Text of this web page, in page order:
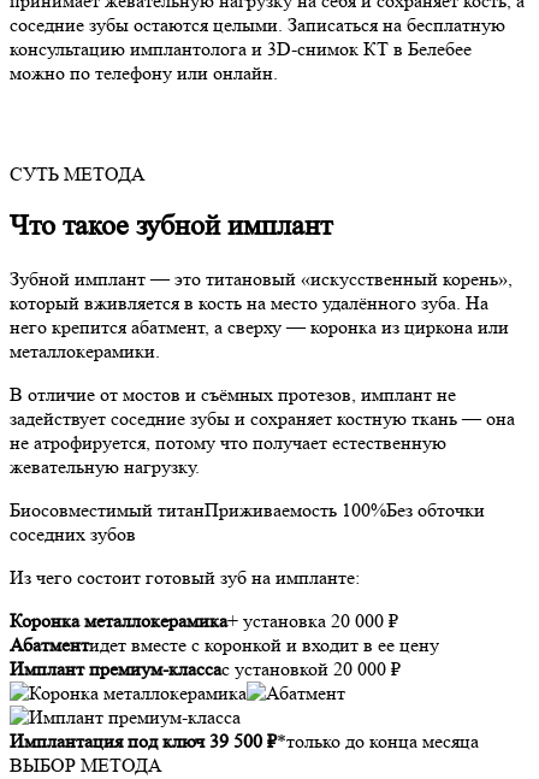
соседние зубы остаются целыми. Записаться на бесплатную
консультацию имплантолога и 3D-снимок КТ в Белебее
можно по телефону или онлайн.
СУТЬ МЕТОДА
Что такое зубной имплант
Зубной имплант — это титановый «искусственный корень»,
который вживляется в кость на место удалённого зуба. На
него крепится абатмент, а сверху — коронка из циркона или
металлокерамики.
В отличие от мостов и съёмных протезов, имплант не
задействует соседние зубы и сохраняет костную ткань — она
не атрофируется, потому что получает естественную
жевательную нагрузку.
Биосовместимый титанПриживаемость 100%Без обточки
соседних зубов
Из чего состоит готовый зуб на импланте:
Коронка металлокерамика+ установка 20 000 ₽
Абатментидет вместе с коронкой и входит в ее цену
Имплант премиум-классас установкой 20 000 ₽
Имплантация под ключ 39 500 ₽*только до конца месяца
ВЫБОР МЕТОДА